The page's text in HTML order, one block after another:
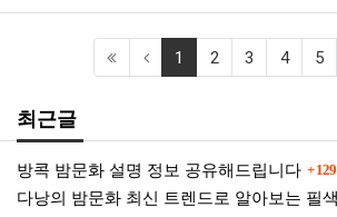
1 (current)
2 3 4 5
최근글
방콕 밤문화 설명 정보 공유해드립니다 129